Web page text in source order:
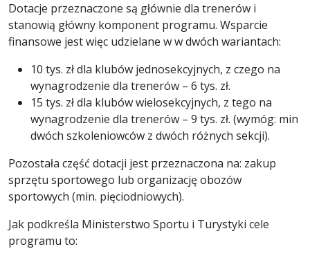
Dotacje przeznaczone są głównie dla trenerów i
stanowią główny komponent programu. Wsparcie
finansowe jest więc udzielane w w dwóch wariantach:
10 tys. zł dla klubów jednosekcyjnych, z czego na
wynagrodzenie dla trenerów – 6 tys. zł.
15 tys. zł dla klubów wielosekcyjnych, z tego na
wynagrodzenie dla trenerów – 9 tys. zł. (wymóg: min
dwóch szkoleniowców z dwóch różnych sekcji).
Pozostała część dotacji jest przeznaczona na: zakup
sprzętu sportowego lub organizację obozów
sportowych (min. pięciodniowych).
Jak podkreśla Ministerstwo Sportu i Turystyki cele
programu to: